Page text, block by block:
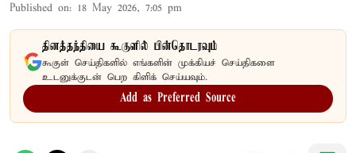
Published on: 18 May 2026, 7:05 pm
தினத்தந்தியை கூகுளில் பின்தொடரவும்
கூகுள் செய்திகளில் எங்களின் முக்கியச் செய்திகளை
உடனுக்குடன் பெற கிளிக் செய்யவும்.
Add as Preferred Source